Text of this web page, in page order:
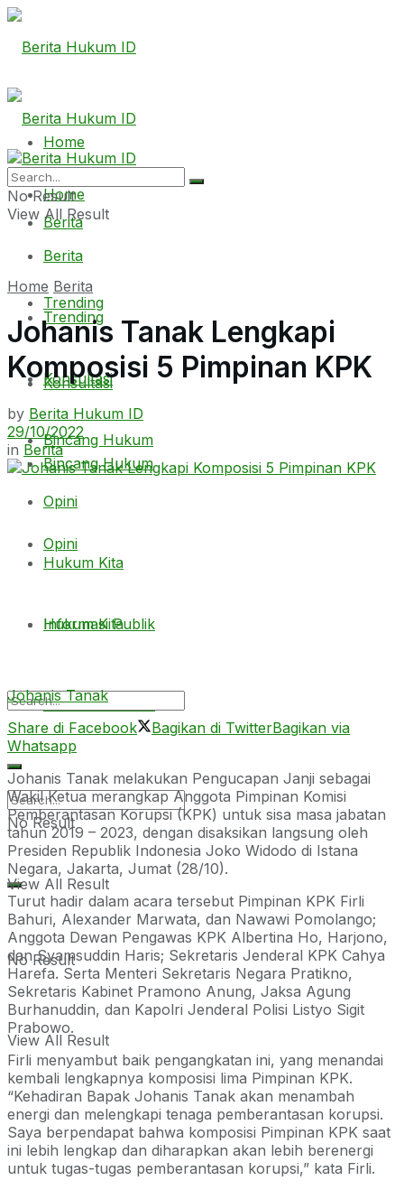
Home
Berita
Trending
Konsultasi
Bincang Hukum
Opini
Hukum Kita
Informasi Publik
No Result
View All Result
Home
Berita
Trending
Konsultasi
Bincang Hukum
Opini
Hukum Kita
Informasi Publik
No Result
View All Result
No Result
View All Result
Home Berita
Johanis Tanak Lengkapi
Komposisi 5 Pimpinan KPK
by Berita Hukum ID
29/10/2022
in Berita
Johanis Tanak
Share di Facebook
Bagikan di TwitterBagikan via
Whatsapp
Johanis Tanak melakukan Pengucapan Janji sebagai
Wakil Ketua merangkap Anggota Pimpinan Komisi
Pemberantasan Korupsi (KPK) untuk sisa masa jabatan
tahun 2019 – 2023, dengan disaksikan langsung oleh
Presiden Republik Indonesia Joko Widodo di Istana
Negara, Jakarta, Jumat (28/10).
Turut hadir dalam acara tersebut Pimpinan KPK Firli
Bahuri, Alexander Marwata, dan Nawawi Pomolango;
Anggota Dewan Pengawas KPK Albertina Ho, Harjono,
dan Syamsuddin Haris; Sekretaris Jenderal KPK Cahya
Harefa. Serta Menteri Sekretaris Negara Pratikno,
Sekretaris Kabinet Pramono Anung, Jaksa Agung
Burhanuddin, dan Kapolri Jenderal Polisi Listyo Sigit
Prabowo.
Firli menyambut baik pengangkatan ini, yang menandai
kembali lengkapnya komposisi lima Pimpinan KPK.
“Kehadiran Bapak Johanis Tanak akan menambah
energi dan melengkapi tenaga pemberantasan korupsi.
Saya berpendapat bahwa komposisi Pimpinan KPK saat
ini lebih lengkap dan diharapkan akan lebih berenergi
untuk tugas-tugas pemberantasan korupsi,” kata Firli.